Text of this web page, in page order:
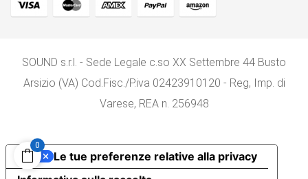
SOUND s.r.l. - Sede Legale c.so XX Settembre 44 Busto
Arsizio (VA) Cod.Fisc./P.iva 02423910120 - Reg, Imp. di
Varese, REA n. 256948
0
Le tue preferenze relative alla privacy